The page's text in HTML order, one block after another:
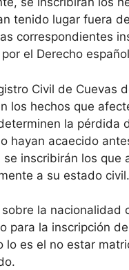
tenido lugar fuera
correspondientes
el Derecho
Civil de Cuevas
los hechos que
la pérdida
hayan acaecido
se inscribirán los que
a su estado civil.
la nacionalidad
para la inscripción
lo es el no estar